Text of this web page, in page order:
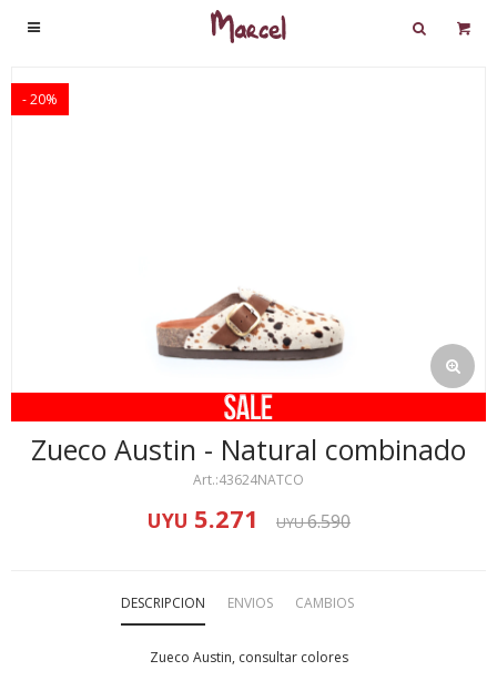

20
Zueco Austin - Natural combinado
43624NATCO
UYU 5.271 UYU6.590
DESCRIPCION ENVIOS CAMBIOS
Zueco Austin, consultar colores